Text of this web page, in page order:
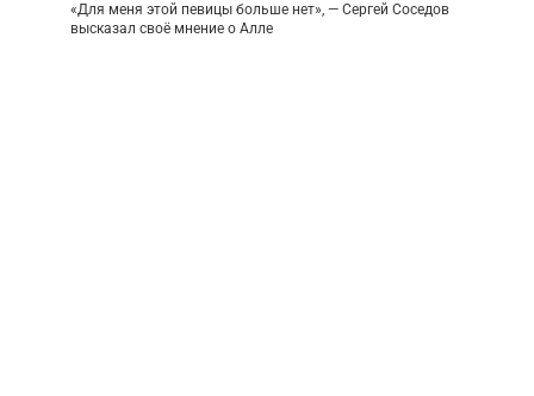
«Для меня этой певицы больше нет», — Сергей Соседов
высказал своё мнение о Алле